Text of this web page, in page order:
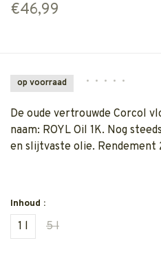
€46,99
op voorraad • • • • •
De oude vertrouwde Corcol
naam: ROYL Oil 1K. Nog
en slijtvaste olie.
Inhoud :
1 l 5 l